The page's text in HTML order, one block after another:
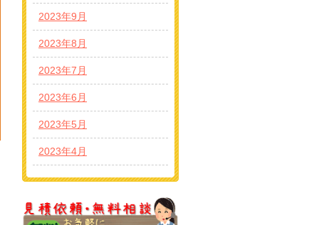
2023年9月
2023年8月
2023年7月
2023年6月
2023年5月
2023年4月